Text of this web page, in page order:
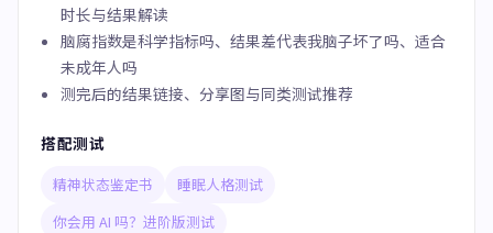
时长与结果解读
脑腐指数是科学指标吗、结果差代表我脑子坏了吗、适合
未成年人吗
测完后的结果链接、分享图与同类测试推荐
搭配测试
精神状态鉴定书
睡眠人格测试
你会用 AI 吗？进阶版测试